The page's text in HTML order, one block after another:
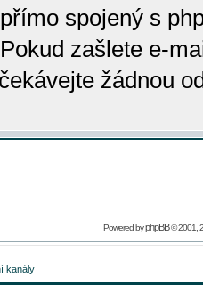
spojený s
zašlete e-
žádnou
Powered byphpBB© 2001,
kanály